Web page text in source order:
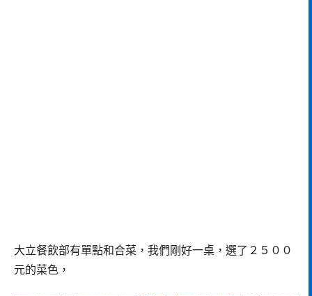
大立餐飲部有單點和合菜，我們剛好一桌，選了２５００
元的菜色，